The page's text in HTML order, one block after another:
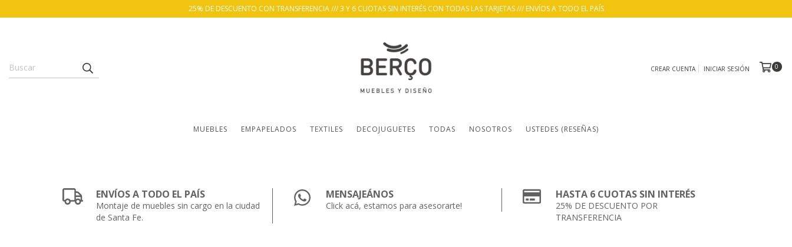
25% DE DESCUENTO CON TRANSFERENCIA /// 3 Y 6 CUOTAS SIN INTERÉS CON TODAS LAS TARJETAS /// ENVÍOS A TODO EL PAÍS
CREAR CUENTA INICIAR SESIÓN 0
MUEBLES EMPAPELADOS TEXTILES DECOJUGUETES TODAS NOSOTROS USTEDES (RESEÑAS)
ENVÍOS A TODO EL PAÍS
Montaje de muebles sin cargo en la ciudad
de Santa Fe.
MENSAJEÁNOS
Click acá, estamos para asesorarte!
HASTA 6 CUOTAS SIN INTERÉS
25% DE DESCUENTO POR
TRANSFERENCIA